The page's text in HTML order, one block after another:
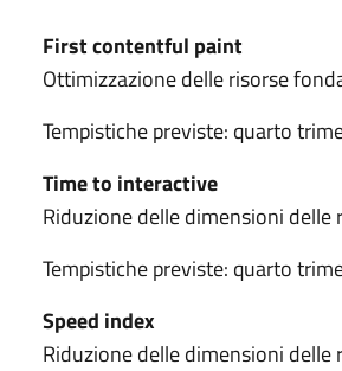
First contentful paint
Ottimizzazione delle risorse
Tempistiche previste: quarto
Time to interactive
Riduzione delle dimensioni delle
Tempistiche previste: quarto
Speed index
Riduzione delle dimensioni delle